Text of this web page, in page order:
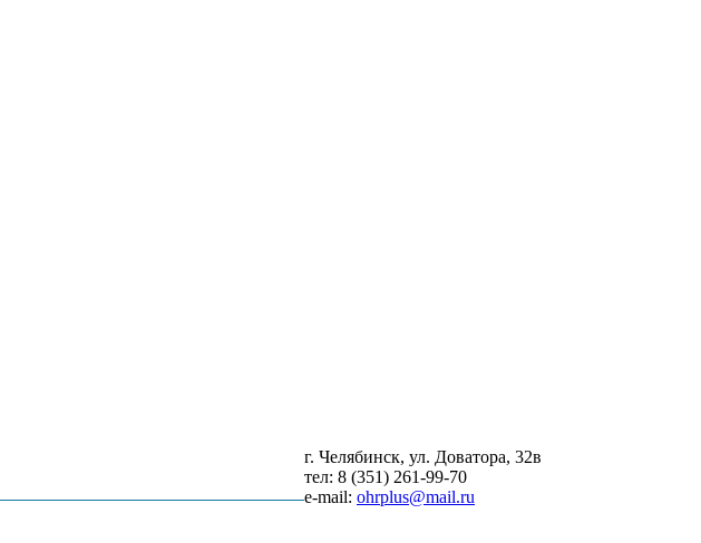
г. Челябинск, ул. Доватора, 32в
тел: 8 (351) 261-99-70
e-mail: ohrplus@mail.ru